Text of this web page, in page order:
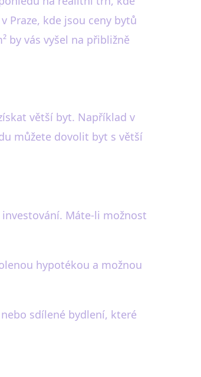
Praze, kde jsou ceny bytů
by vás vyšel na přibližně
větší byt. Například v
můžete dovolit byt s větší
Máte-li možnost
hypotékou a možnou
sdílené bydlení, které